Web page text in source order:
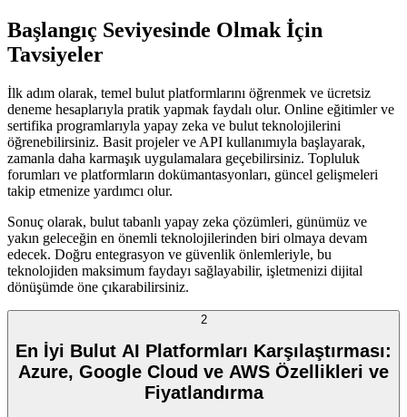
Başlangıç Seviyesinde Olmak İçin
Tavsiyeler
İlk adım olarak, temel bulut platformlarını öğrenmek ve ücretsiz
deneme hesaplarıyla pratik yapmak faydalı olur. Online eğitimler ve
sertifika programlarıyla yapay zeka ve bulut teknolojilerini
öğrenebilirsiniz. Basit projeler ve API kullanımıyla başlayarak,
zamanla daha karmaşık uygulamalara geçebilirsiniz. Topluluk
forumları ve platformların dokümantasyonları, güncel gelişmeleri
takip etmenize yardımcı olur.
Sonuç olarak, bulut tabanlı yapay zeka çözümleri, günümüz ve
yakın geleceğin en önemli teknolojilerinden biri olmaya devam
edecek. Doğru entegrasyon ve güvenlik önlemleriyle, bu
teknolojiden maksimum faydayı sağlayabilir, işletmenizi dijital
dönüşümde öne çıkarabilirsiniz.
2
En İyi Bulut AI Platformları Karşılaştırması:
Azure, Google Cloud ve AWS Özellikleri ve
Fiyatlandırma